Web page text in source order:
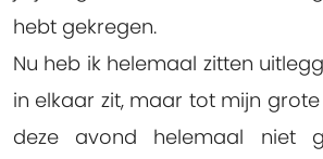
hebt gekregen.
Nu heb ik helemaal zitten
in elkaar zit, maar tot mijn
deze avond helemaal niet